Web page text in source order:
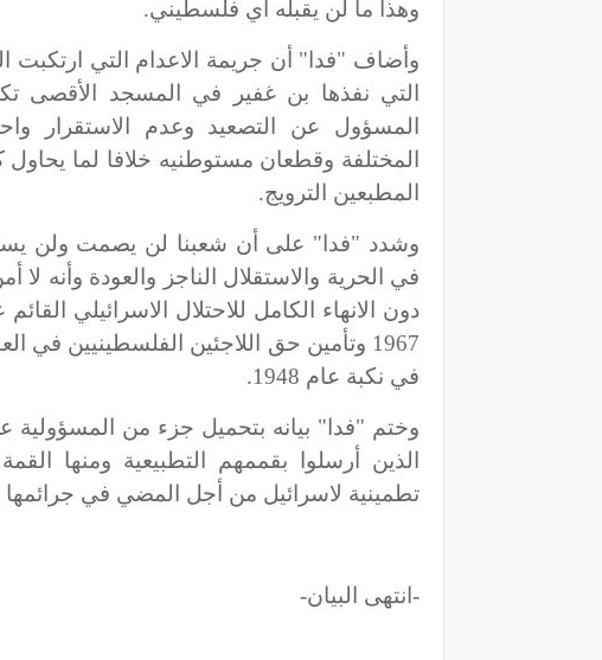
وهذا ما لن يقبله أي فلسطيني.
وأضاف "فدا" أن جريمة الاعدام التي ارتكبت
التي نفذها بن غفير في المسجد الأقصى
المسؤول عن التصعيد وعدم الاستقرار
المختلفة وقطعان مستوطنيه خلافا لما يحاول
المطبعين الترويج.
وشدد "فدا" على أن شعبنا لن يصمت ولن
في الحرية والاستقلال الناجز والعودة وأنه
دون الانهاء الكامل للاحتلال الاسرائيلي
1967 وتأمين حق اللاجئين الفلسطينيين في
في نكبة عام 1948.
وختم "فدا" بيانه بتحميل جزء من المسؤولية
الذين أرسلوا بقممهم التطبيعية ومنها
تطمينية لاسرائيل من أجل المضي في
-انتهى البيان-